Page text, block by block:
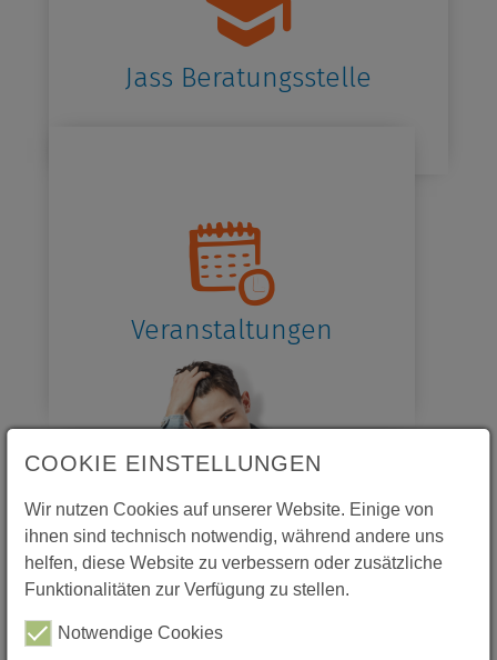
Jass Beratungsstelle
Veranstaltungen
COOKIE EINSTELLUNGEN
Wir nutzen Cookies auf unserer Website. Einige von
ihnen sind technisch notwendig, während andere uns
helfen, diese Website zu verbessern oder zusätzliche
Funktionalitäten zur Verfügung zu stellen.
Notwendige Cookies